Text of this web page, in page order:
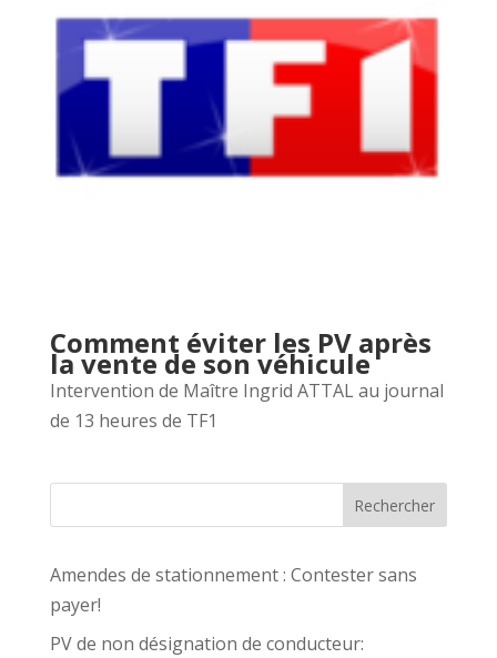
Comment éviter les PV après
la vente de son véhicule
Intervention de Maître Ingrid ATTAL au journal
de 13 heures de TF1
Rechercher
Amendes de stationnement : Contester sans
payer!
PV de non désignation de conducteur: